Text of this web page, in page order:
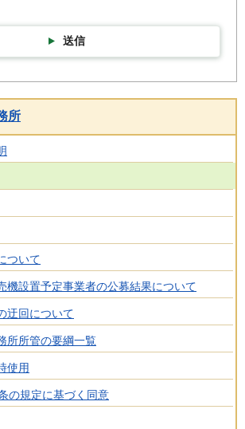
送信
所
ついて
機設置予定事業者の公募結果について
迂回について
所所管の要綱一覧
使用
の規定に基づく同意